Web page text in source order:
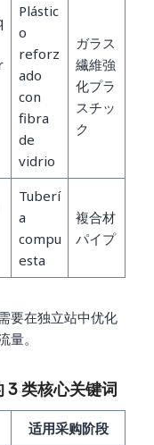
Plástic
o
reforz
ado
con
fibra
de
vidrio
ガラス
繊維強
化プラ
スチッ
ク
Tuberí
a
compu
esta
複合材
パイプ
要在独立站中优化
。
3 类核心关键词
适用采购阶段